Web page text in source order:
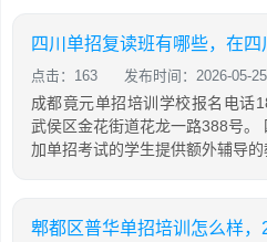
四川单招复读班有哪些，在
点击：163 发布时间：2026-05-25
成都竟元单招培训学校报名电话
武侯区金花街道花龙一路388号。
加单招考试的学生提供额外辅导的